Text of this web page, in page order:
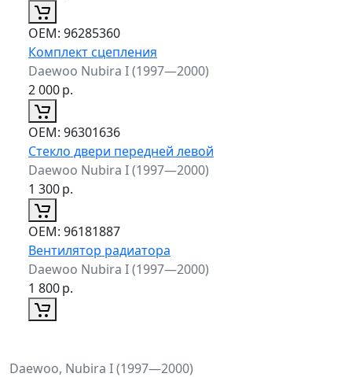
ОЕМ: 96285360
Комплект сцепления
Daewoo Nubira I (1997—2000)
2 000р.
ОЕМ: 96301636
Стекло двери передней левой
Daewoo Nubira I (1997—2000)
1 300р.
ОЕМ: 96181887
Вентилятор радиатора
Daewoo Nubira I (1997—2000)
1 800р.
Daewoo, Nubira I (1997—2000)